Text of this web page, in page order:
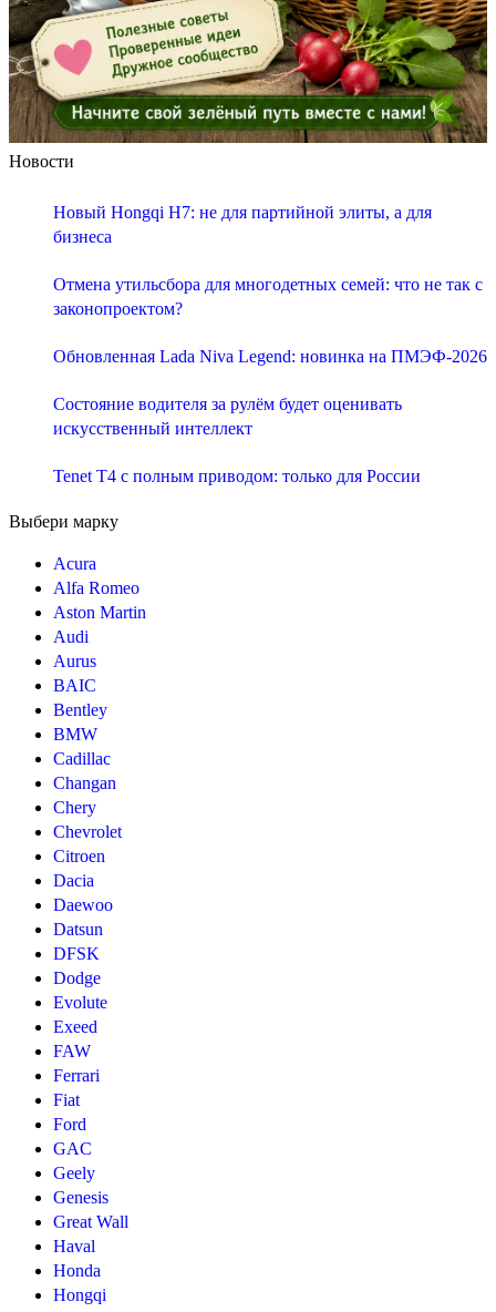
Новости
Новый Hongqi H7: не для партийной элиты, а для
бизнеса
Отмена утильсбора для многодетных семей: что не так с
законопроектом?
Обновленная Lada Niva Legend: новинка на ПМЭФ-2026
Состояние водителя за рулём будет оценивать
искусственный интеллект
Tenet T4 с полным приводом: только для России
Выбери марку
Acura
Alfa Romeo
Aston Martin
Audi
Aurus
BAIC
Bentley
BMW
Cadillac
Changan
Chery
Chevrolet
Citroen
Dacia
Daewoo
Datsun
DFSK
Dodge
Evolute
Exeed
FAW
Ferrari
Fiat
Ford
GAC
Geely
Genesis
Great Wall
Haval
Honda
Hongqi